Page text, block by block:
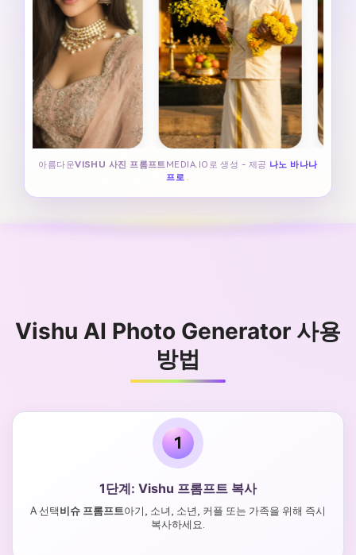
아름다운VISHU 사진 프롬프트 MEDIA.IO로 생성 - 제공 나노 바나나
프로 .
Vishu AI Photo Generator 사용
방법
1
1단계: Vishu 프롬프트 복사
A 선택 비슈 프롬프트아기, 소녀, 소년, 커플 또는 가족을 위해 즉시
복사하세요.